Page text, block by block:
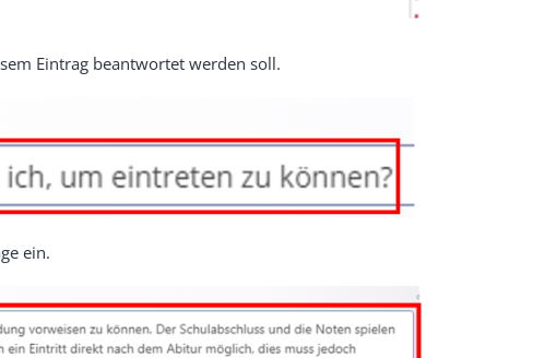
Eintrag beantwortet werden soll.
ein.